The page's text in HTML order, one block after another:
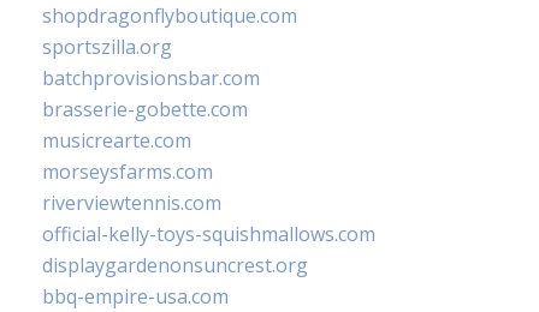
shopdragonflyboutique.com
sportszilla.org
batchprovisionsbar.com
brasserie-gobette.com
musicrearte.com
morseysfarms.com
riverviewtennis.com
official-kelly-toys-squishmallows.com
displaygardenonsuncrest.org
bbq-empire-usa.com